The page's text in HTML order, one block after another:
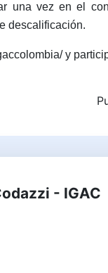
una vez en el
descalificación.
y
- IGAC